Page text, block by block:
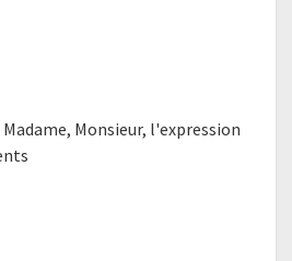
Monsieur, l'expression